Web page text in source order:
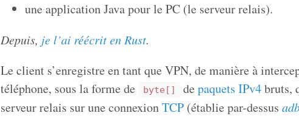
une application Java pour le PC (le serveur relais).
Depuis, je l’ai réécrit en Rust.
Le client s’enregistre en tant que VPN, de manière à
téléphone, sous la forme de
byte[] de paquets IPv4bruts,
serveur relais sur une connexionTCP (établie par-dessus